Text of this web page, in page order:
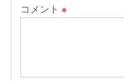
コメント ※